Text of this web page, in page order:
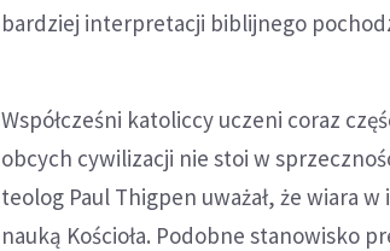
bardziej interpretacji biblijnego
Współcześni katoliccy uczeni coraz
obcych cywilizacji nie stoi w
teolog Paul Thigpen uważał, że wiara
nauką Kościoła. Podobne stanowisko